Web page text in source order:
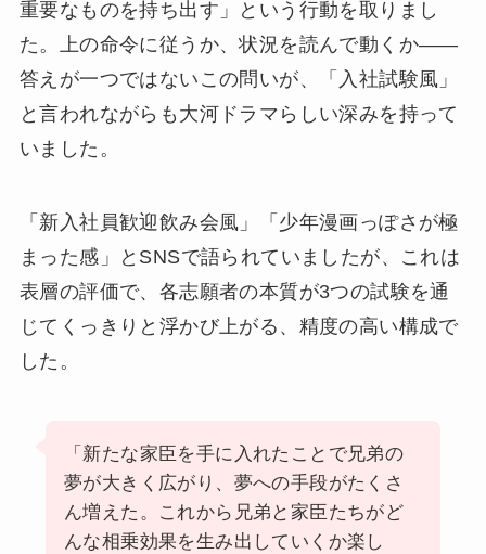
重要なものを持ち出す」という行動を取りまし
た。上の命令に従うか、状況を読んで動くか——
答えが一つではないこの問いが、「入社試験風」
と言われながらも大河ドラマらしい深みを持って
いました。
「新入社員歓迎飲み会風」「少年漫画っぽさが極
まった感」とSNSで語られていましたが、これは
表層の評価で、各志願者の本質が3つの試験を通
じてくっきりと浮かび上がる、精度の高い構成で
した。
「新たな家臣を手に入れたことで兄弟の
夢が大きく広がり、夢への手段がたくさ
ん増えた。これから兄弟と家臣たちがど
んな相乗効果を生み出していくか楽し